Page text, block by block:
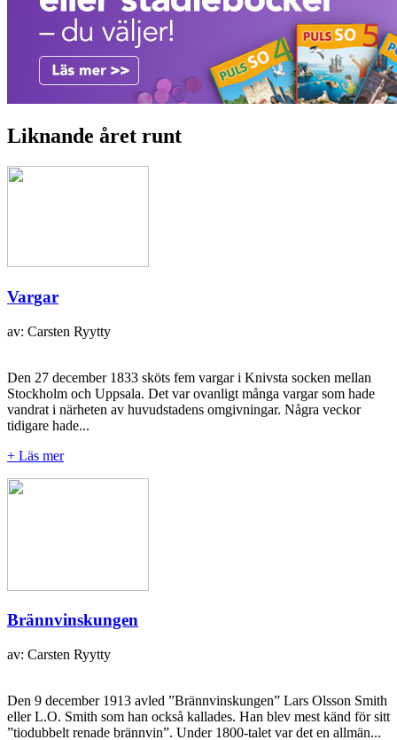
Liknande året runt
Vargar
av: Carsten Ryytty
Den 27 december 1833 sköts fem vargar i Knivsta socken mellan
Stockholm och Uppsala. Det var ovanligt många vargar som hade
vandrat i närheten av huvudstadens omgivningar. Några veckor
tidigare hade...
+ Läs mer
Brännvinskungen
av: Carsten Ryytty
Den 9 december 1913 avled ”Brännvinskungen” Lars Olsson Smith
eller L.O. Smith som han också kallades. Han blev mest känd för sitt
”tiodubbelt renade brännvin”. Under 1800-talet var det en allmän...